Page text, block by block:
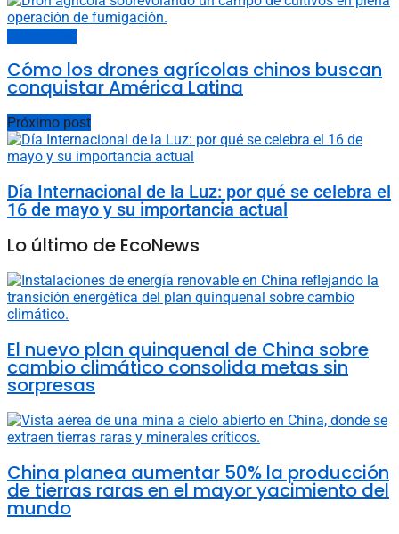
Cómo los drones agrícolas chinos buscan
conquistar América Latina
Próximo post
Día Internacional de la Luz: por qué se celebra el
16 de mayo y su importancia actual
Lo último de EcoNews
El nuevo plan quinquenal de China sobre
cambio climático consolida metas sin
sorpresas
China planea aumentar 50% la producción
de tierras raras en el mayor yacimiento del
mundo